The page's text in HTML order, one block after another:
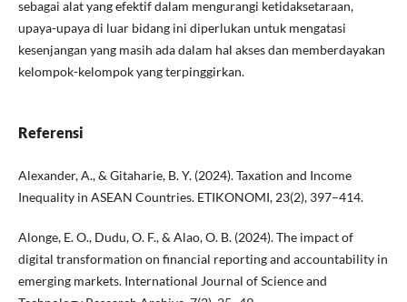
sebagai alat yang efektif dalam mengurangi ketidaksetaraan,
upaya-upaya di luar bidang ini diperlukan untuk mengatasi
kesenjangan yang masih ada dalam hal akses dan memberdayakan
kelompok-kelompok yang terpinggirkan.
Referensi
Alexander, A., & Gitaharie, B. Y. (2024). Taxation and Income
Inequality in ASEAN Countries. ETIKONOMI, 23(2), 397–414.
Alonge, E. O., Dudu, O. F., & Alao, O. B. (2024). The impact of
digital transformation on financial reporting and accountability in
emerging markets. International Journal of Science and